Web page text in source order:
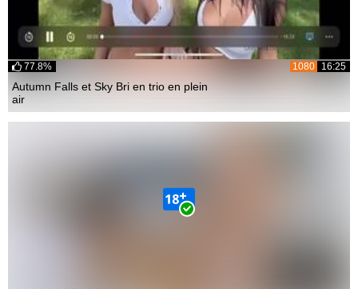
Autumn Falls et Sky Bri en trio en plein
air
77.8% 1080 16:25